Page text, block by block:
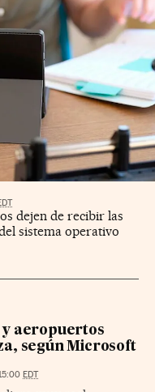
dejen de recibir las
sistema operativo
y aeropuertos
según Microsoft
EDT